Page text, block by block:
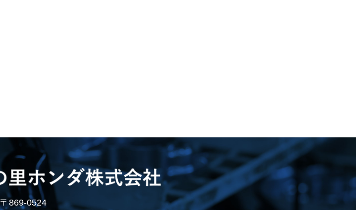
〒869-0524